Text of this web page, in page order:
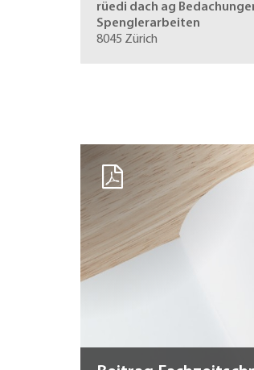
rüedi dach ag
Spenglerarbeiten
8045 Zürich